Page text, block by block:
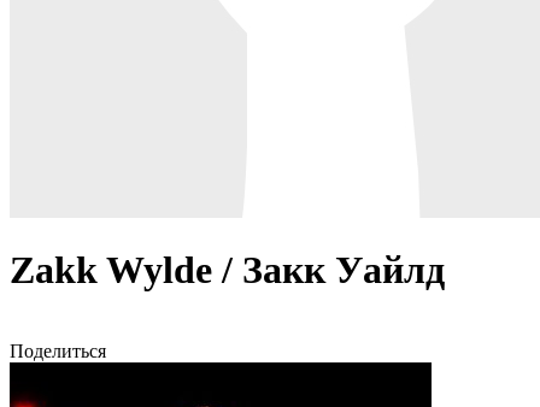
Zakk Wylde / Закк Уайлд
Поделиться